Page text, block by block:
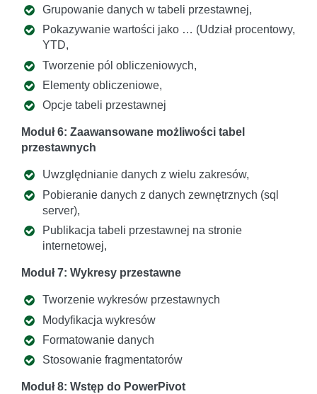
Grupowanie danych w tabeli przestawnej,
Pokazywanie wartości jako … (Udział procentowy,
YTD,
Tworzenie pól obliczeniowych,
Elementy obliczeniowe,
Opcje tabeli przestawnej
Moduł 6: Zaawansowane możliwości tabel
przestawnych
Uwzględnianie danych z wielu zakresów,
Pobieranie danych z danych zewnętrznych (sql
server),
Publikacja tabeli przestawnej na stronie
internetowej,
Moduł 7: Wykresy przestawne
Tworzenie wykresów przestawnych
Modyfikacja wykresów
Formatowanie danych
Stosowanie fragmentatorów
Moduł 8: Wstęp do PowerPivot